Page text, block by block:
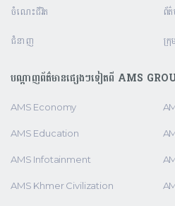
ចំណេះជីវិត
ជំនាញ
ព័
ក្រុ
បណ្តាញព័ត៌មានផ្សេងៗទៀតពី AMS
AMS Economy
AMS Education
AMS Infotainment
AMS Khmer Civilization